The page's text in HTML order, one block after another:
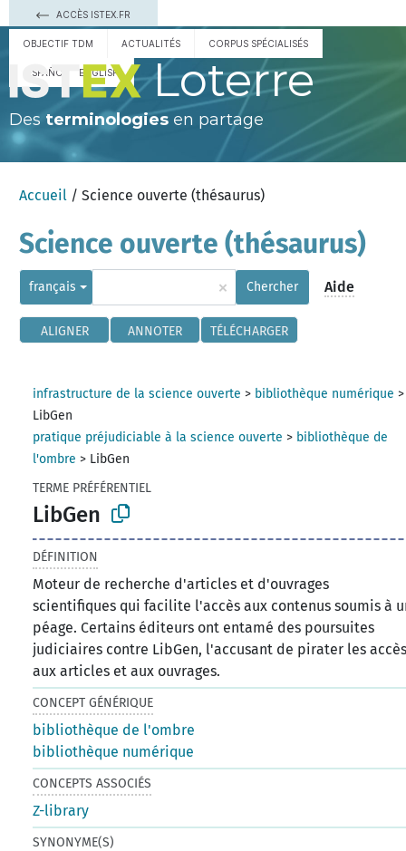
ACCÈS ISTEX.FR
OBJECTIF TDM ACTUALITÉS CORPUS SPÉCIALISÉS
ESPAÑOL ENGLISH Loterre
Des terminologies en partage
Accueil / Science ouverte (thésaurus)
Science ouverte (thésaurus)
français × Chercher Aide
ALIGNER ANNOTER TÉLÉCHARGER
infrastructure de la science ouverte > bibliothèque numérique >
LibGen
pratique préjudiciable à la science ouverte > bibliothèque de
l'ombre > LibGen
TERME PRÉFÉRENTIEL
LibGen
DÉFINITION
Moteur de recherche d'articles et d'ouvrages
scientifiques qui facilite l'accès aux contenus soumis à
péage. Certains éditeurs ont entamé des poursuites
judiciaires contre LibGen, l'accusant de pirater les
aux articles et aux ouvrages.
CONCEPT GÉNÉRIQUE
bibliothèque de l'ombre
bibliothèque numérique
CONCEPTS ASSOCIÉS
Z-library
SYNONYME(S)